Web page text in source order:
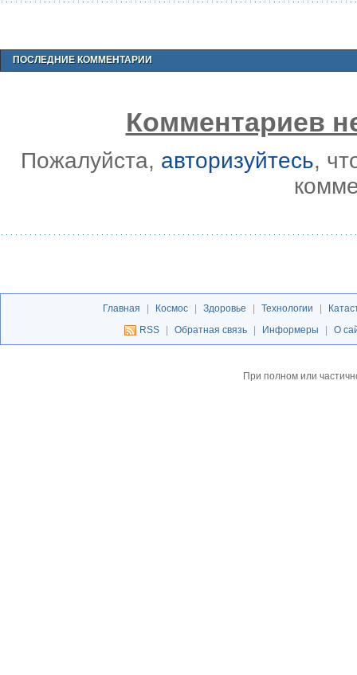
ПОСЛЕДНИЕ КОММЕНТАРИИ
Комментариев
Пожалуйста, авторизуйтесь,
Главная | Космос | Здоровье | Технологии |
RSS
| Обратная связь | Информеры | О
При полном или